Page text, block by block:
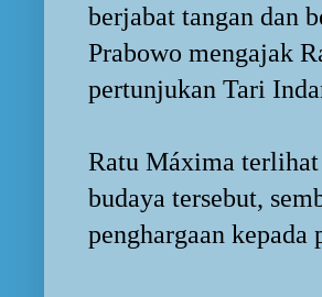
berjabat tangan dan
Prabowo mengajak
pertunjukan Tari
Ratu Máxima
budaya tersebut,
penghargaan kepada